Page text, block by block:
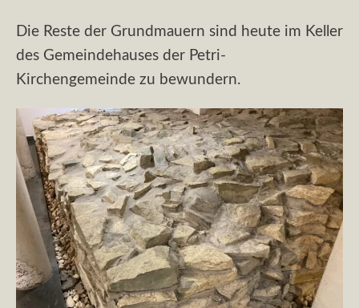
Die Reste der Grundmauern sind heute im Keller
des Gemeindehauses der Petri-
Kirchengemeinde zu bewundern.